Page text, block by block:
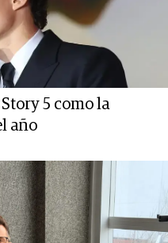
5 como la
año